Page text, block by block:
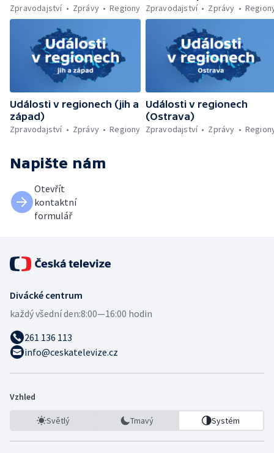
Zpravodajství
Zprávy Regiony Zpravodajství
Zprávy
Události v regionech (jih a
západ)
Zpravodajství
Zprávy Regiony
Události v regionech
(Ostrava)
Zpravodajství
Zprávy
Napište nám
Otevřít
kontaktní
formulář
Divácké centrum
každý všední den:8:00—16:00 hodin
261 136 113
info@ceskatelevize.cz
Vzhled
Světlý Tmavý Systém